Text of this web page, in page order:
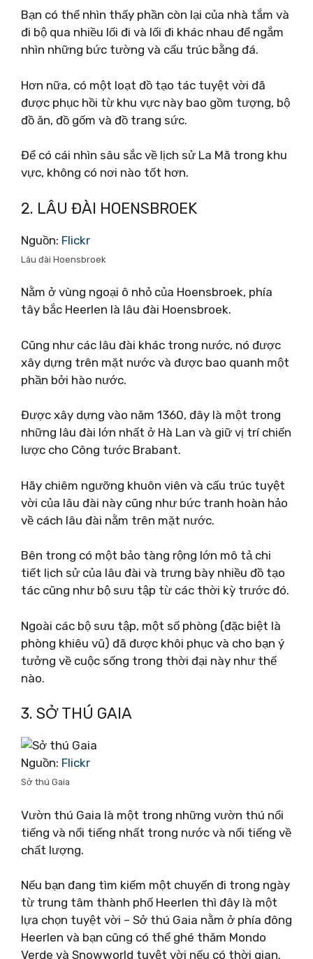
Bạn có thể nhìn thấy phần còn lại của nhà tắm và
đi bộ qua nhiều lối đi và lối đi khác nhau để ngắm
nhìn những bức tường và cấu trúc bằng đá.
Hơn nữa, có một loạt đồ tạo tác tuyệt vời đã
được phục hồi từ khu vực này bao gồm tượng, bộ
đồ ăn, đồ gốm và đồ trang sức.
Để có cái nhìn sâu sắc về lịch sử La Mã trong khu
vực, không có nơi nào tốt hơn.
2. LÂU ĐÀI HOENSBROEK
Nguồn: Flickr
Lâu đài Hoensbroek
Nằm ở vùng ngoại ô nhỏ của Hoensbroek, phía
tây bắc Heerlen là lâu đài Hoensbroek.
Cũng như các lâu đài khác trong nước, nó được
xây dựng trên mặt nước và được bao quanh một
phần bởi hào nước.
Được xây dựng vào năm 1360, đây là một trong
những lâu đài lớn nhất ở Hà Lan và giữ vị trí chiến
lược cho Công tước Brabant.
Hãy chiêm ngưỡng khuôn viên và cấu trúc tuyệt
vời của lâu đài này cũng như bức tranh hoàn hảo
về cách lâu đài nằm trên mặt nước.
Bên trong có một bảo tàng rộng lớn mô tả chi
tiết lịch sử của lâu đài và trưng bày nhiều đồ tạo
tác cũng như bộ sưu tập từ các thời kỳ trước đó.
Ngoài các bộ sưu tập, một số phòng (đặc biệt là
phòng khiêu vũ) đã được khôi phục và cho bạn ý
tưởng về cuộc sống trong thời đại này như thế
nào.
3. SỞ THÚ GAIA
Nguồn: Flickr
Sở thú Gaia
Vườn thú Gaia là một trong những vườn thú nổi
tiếng và nổi tiếng nhất trong nước và nổi tiếng về
chất lượng.
Nếu bạn đang tìm kiếm một chuyến đi trong ngày
từ trung tâm thành phố Heerlen thì đây là một
lựa chọn tuyệt vời – Sở thú Gaia nằm ở phía đông
Heerlen và bạn cũng có thể ghé thăm Mondo
Verde và Snowworld tuyệt vời nếu có thời gian.